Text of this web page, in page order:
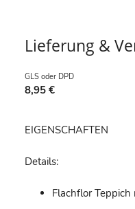
Lieferung &
GLS oder DPD
8,95 €
EIGENSCHAFTEN
Details:
Flachflor